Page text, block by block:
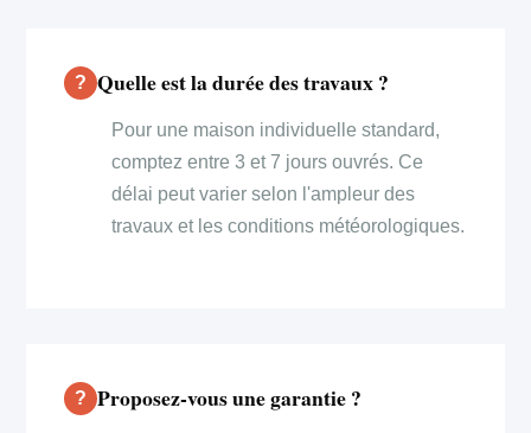
Quelle est la durée des travaux ?
Pour une maison individuelle standard,
comptez entre 3 et 7 jours ouvrés. Ce
délai peut varier selon l'ampleur des
travaux et les conditions météorologiques.
Proposez-vous une garantie ?